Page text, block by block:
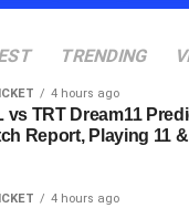
तौर पर धोखाधड़ी करता
TRENDING
4 hours ago
vs TRT Dream11
Report, Playing 11
4 hours ago